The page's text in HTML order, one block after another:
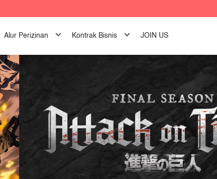
Alur Perizinan Kontrak Bisnis JOIN US